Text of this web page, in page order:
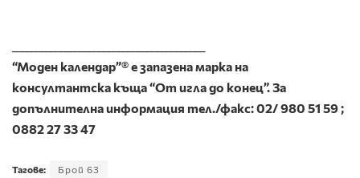
“Моден календар”® e запазена марка на
консултантска къща “От игла до конец”. За
допълнителна информация тел./факс:02/ 980 51 59 ;
0882 27 33 47
Тагове: Брой 63